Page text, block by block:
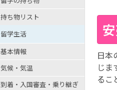
日本
じま
るこ
持ち物リスト
留学生活
基本情報
気候・気温
到着・入国審査・乗り継ぎ